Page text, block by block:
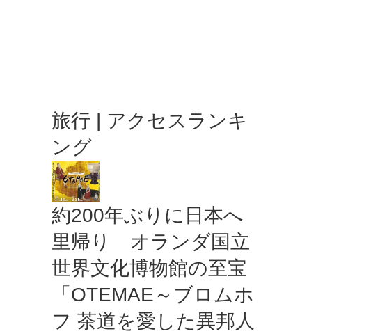
旅行 | アクセスランキ
ング
約200年ぶりに日本へ
里帰り オランダ国立
世界文化博物館の至宝
「OTEMAE～ブロムホ
フ 茶道を愛した異邦人